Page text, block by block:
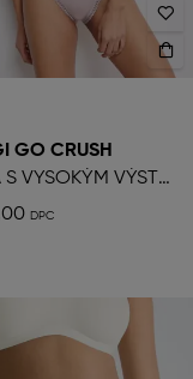
GO CRUSH
TANGA S VYSOKÝM VÝSTŘIHEM